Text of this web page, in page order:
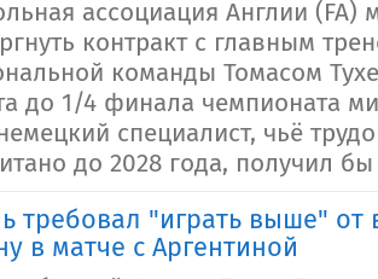
ассоциация Англии (FA)
контракт с главным
команды Томасом
до 1/4 финала чемпионата
специалист, чьё
до 2028 года, получил
требовал "играть выше"
в матче с Аргентиной